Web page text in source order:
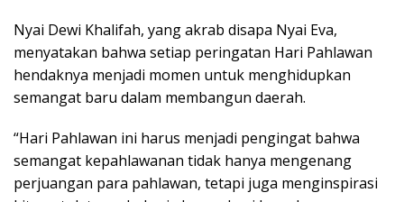
Nyai Dewi Khalifah, yang akrab disapa Nyai Eva,
menyatakan bahwa setiap peringatan Hari Pahlawan
hendaknya menjadi momen untuk menghidupkan
semangat baru dalam membangun daerah.
“Hari Pahlawan ini harus menjadi pengingat bahwa
semangat kepahlawanan tidak hanya mengenang
perjuangan para pahlawan, tetapi juga menginspirasi